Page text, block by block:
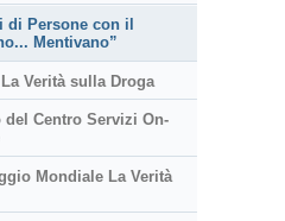
di Persone con il
Mentivano”
Verità sulla Droga
Centro Servizi On-
Mondiale La Verità